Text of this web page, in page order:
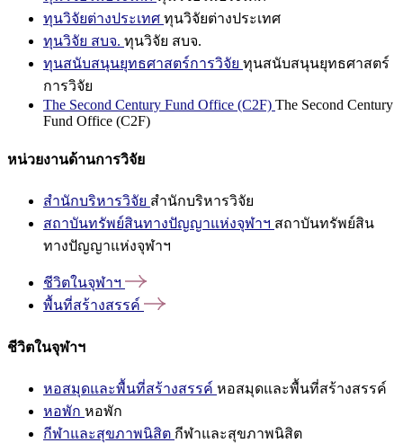
ทุนวิจัยต่างประเทศ ทุนวิจัยต่างประเทศ
ทุนวิจัย สบจ. ทุนวิจัย สบจ.
ทุนสนับสนุนยุทธศาสตร์การวิจัย ทุนสนับสนุนยุทธศาสตร์
การวิจัย
The Second Century Fund Office (C2F) The Second Century
Fund Office (C2F)
หน่วยงานด้านการวิจัย
สำนักบริหารวิจัย สำนักบริหารวิจัย
สถาบันทรัพย์สินทางปัญญาแห่งจุฬาฯ สถาบันทรัพย์สิน
ทางปัญญาแห่งจุฬาฯ
ชีวิตในจุฬาฯ
พื้นที่สร้างสรรค์
ชีวิตในจุฬาฯ
หอสมุดและพื้นที่สร้างสรรค์ หอสมุดและพื้นที่สร้างสรรค์
หอพัก หอพัก
กีฬาและสุขภาพนิสิต กีฬาและสุขภาพนิสิต